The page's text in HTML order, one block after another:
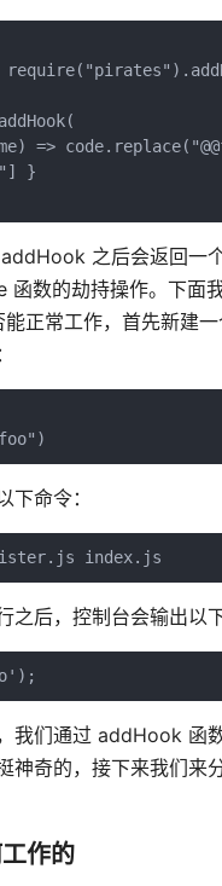
=>
}
之后会返回一
函数的劫持操作。下面
正常工作，首先新建
下命令：
index.js
之后，控制台会输出以下
我们通过 addHook 函
神奇的，接下来我们来
作的